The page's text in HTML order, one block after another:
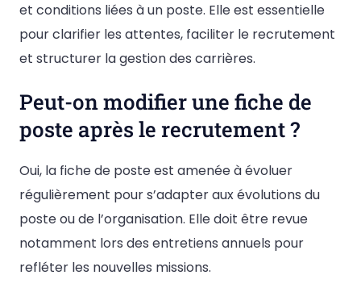
et conditions liées à un poste. Elle est essentielle
pour clarifier les attentes, faciliter le recrutement
et structurer la gestion des carrières.
Peut-on modifier une fiche de
poste après le recrutement ?
Oui, la fiche de poste est amenée à évoluer
régulièrement pour s’adapter aux évolutions du
poste ou de l’organisation. Elle doit être revue
notamment lors des entretiens annuels pour
refléter les nouvelles missions.